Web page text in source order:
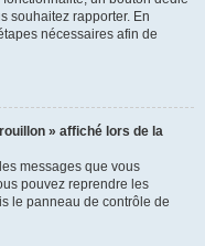
souhaitez rapporter. En
nécessaires afin de
» affiché lors de la
messages que vous
pouvez reprendre les
le panneau de contrôle de